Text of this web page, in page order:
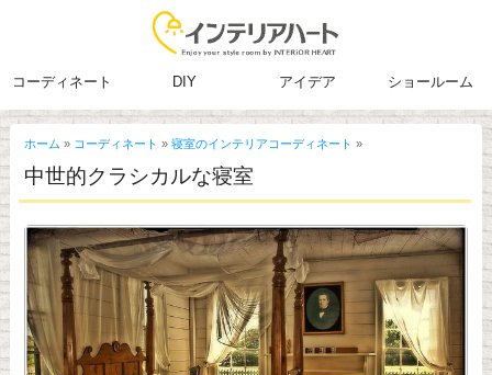
コーディネート DIY アイデア ショールーム
ホーム » コーディネート » 寝室のインテリアコーディネート »
中世的クラシカルな寝室